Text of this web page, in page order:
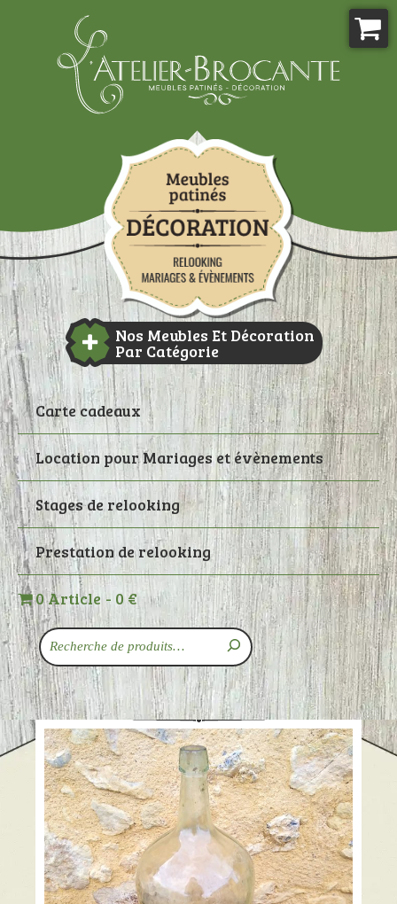
Nos Meubles Et Décoration
Par Catégorie
Carte cadeaux
Location pour Mariages et évènements
Stages de relooking
Prestation de relooking
0 Article 0 €
Recherche